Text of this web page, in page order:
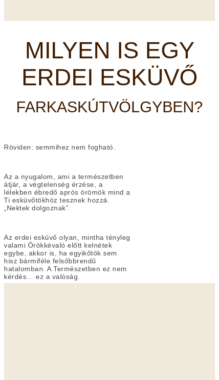
MILYEN IS EGY
ERDEI ESKÜVŐ
FARKASKÚTVÖLGYBEN?
Röviden: semmihez nem fogható.
Az a nyugalom, ami a természetben
átjár, a végtelenség érzése, a
lélekben ébredő aprós örömök mind a
Ti esküvőtökhöz tesznek hozzá.
„Nektek dolgoznak”.
Az erdei esküvő olyan, mintha tényleg
valami Örökkévaló előtt kelnétek
egybe, akkor is, ha egyikőtök sem
hisz bármiféle felsőbbrendű
hatalomban. A Természetben ez nem
kérdés… ez a valóság.